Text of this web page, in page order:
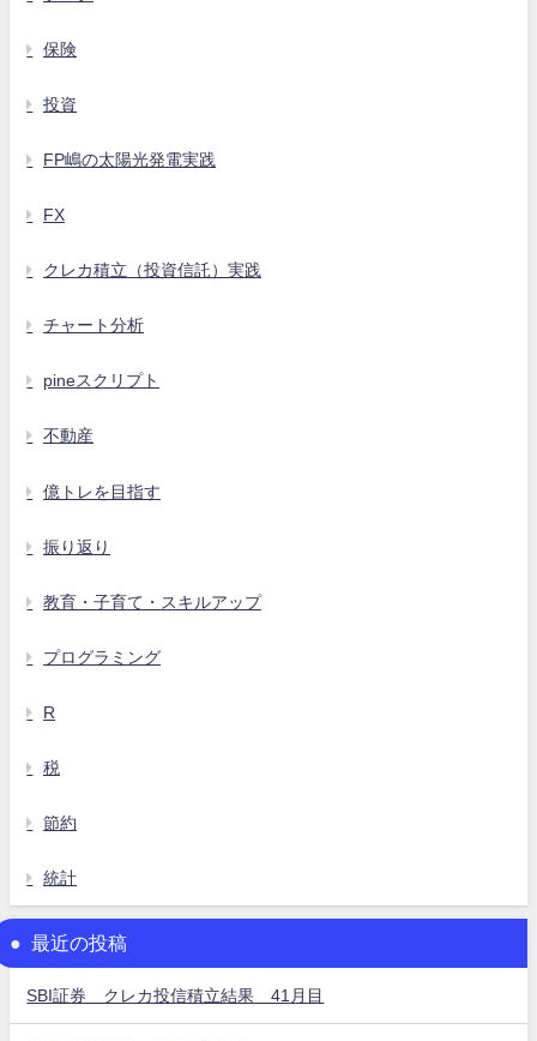
保険
投資
FP嶋の太陽光発電実践
FX
クレカ積立（投資信託）実践
チャート分析
pineスクリプト
不動産
億トレを目指す
振り返り
教育・子育て・スキルアップ
プログラミング
R
税
節約
統計
最近の投稿
SBI証券 クレカ投信積立結果 41月目